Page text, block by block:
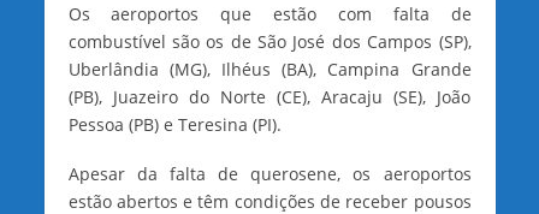
Os aeroportos que estão com falta de
combustível são os de São José dos Campos (SP),
Uberlândia (MG), Ilhéus (BA), Campina Grande
(PB), Juazeiro do Norte (CE), Aracaju (SE), João
Pessoa (PB) e Teresina (PI).
Apesar da falta de querosene, os aeroportos
estão abertos e têm condições de receber pousos